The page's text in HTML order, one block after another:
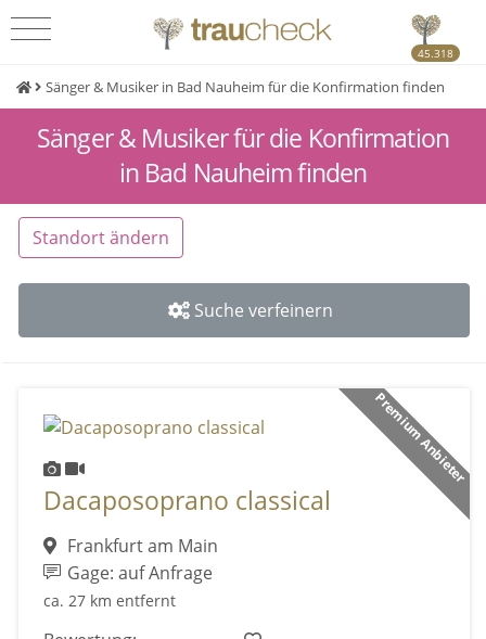
45.318
Sänger & Musiker in Bad Nauheim für die Konfirmation finden
Sänger & Musiker für die Konfirmation
in Bad Nauheim finden
Standort ändern
Suche verfeinern
Premium Anbieter
Dacaposoprano classical
Frankfurt am Main
Gage: auf Anfrage
ca. 27 km entfernt